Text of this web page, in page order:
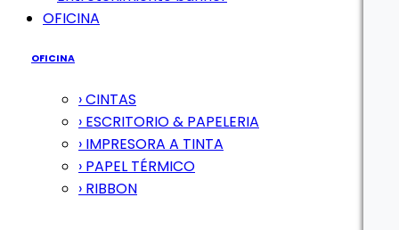
OFICINA
OFICINA
› CINTAS
› ESCRITORIO & PAPELERIA
› IMPRESORA A TINTA
› PAPEL TÉRMICO
› RIBBON